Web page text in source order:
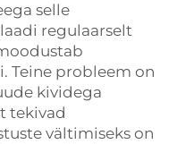
selle
regulaarselt
Teine probleem on
kividega
tekivad
vältimiseks on